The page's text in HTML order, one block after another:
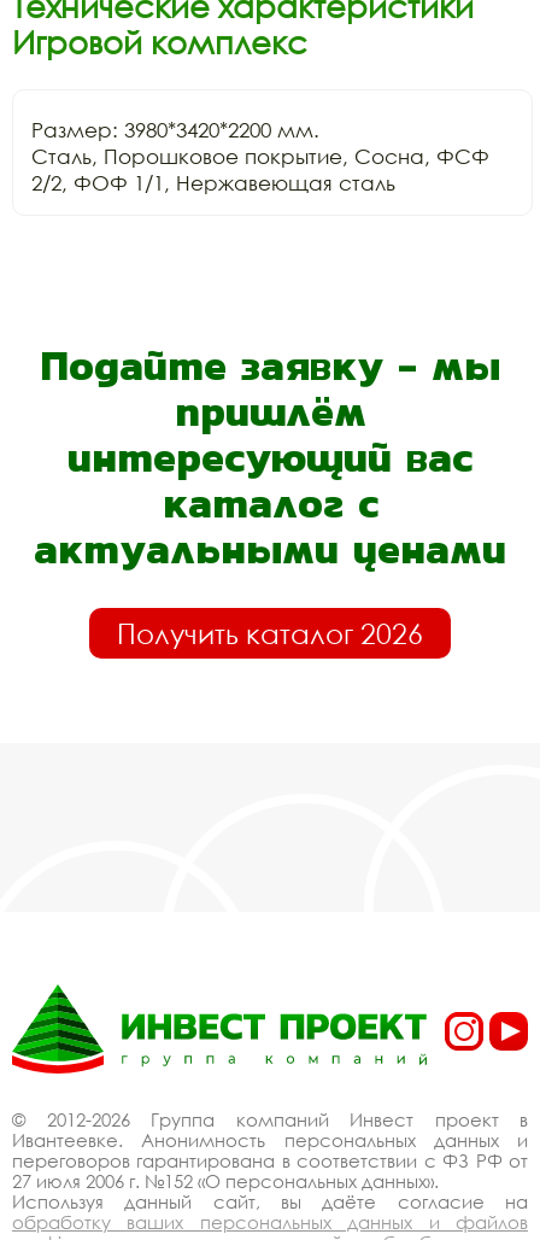
Игровой комплекс
Размер: 3980*3420*2200 мм.
Сталь, Порошковое покрытие, Сосна, ФСФ
Подайте заявку - мы
пришлём
интересующий вас
каталог с
актуальными ценами
Получить каталог 2026
© 2012-2026 Группа компаний Инвест проект в
Ивантеевке. Анонимность персональных данных и
переговоров гарантирована в соответствии с ФЗ РФ от
27 июля 2006 г. №152 «О персональных данных».
Используя данный сайт, вы даёте согласие на
обработку ваших персональных данных и файлов